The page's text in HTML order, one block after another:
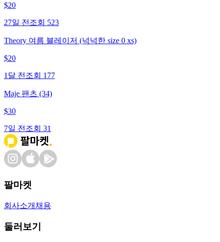
$20
27일 전 조회 523
Theory 여름 블레이저 (넉넉한 size 0 xs)
$20
1달 전 조회 177
Maje 팬츠 (34)
$30
7일 전 조회 31
팔마켓
회사소개 채용
둘러보기